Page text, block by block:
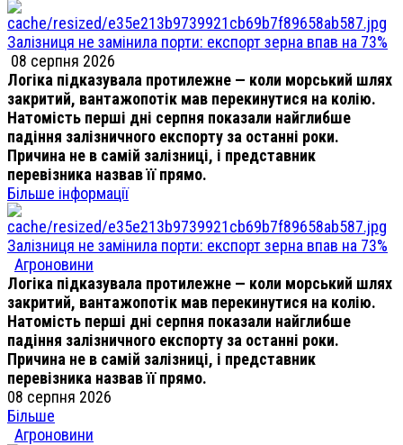
Залізниця не замінила порти: експорт зерна впав на 73%
08 серпня 2026
Логіка підказувала протилежне — коли морський шлях
закритий, вантажопотік мав перекинутися на колію.
Натомість перші дні серпня показали найглибше
падіння залізничного експорту за останні роки.
Причина не в самій залізниці, і представник
перевізника назвав її прямо.
Більше інформації
Залізниця не замінила порти: експорт зерна впав на 73%
Агроновини
Логіка підказувала протилежне — коли морський шлях
закритий, вантажопотік мав перекинутися на колію.
Натомість перші дні серпня показали найглибше
падіння залізничного експорту за останні роки.
Причина не в самій залізниці, і представник
перевізника назвав її прямо.
08 серпня 2026
Більше
Агроновини